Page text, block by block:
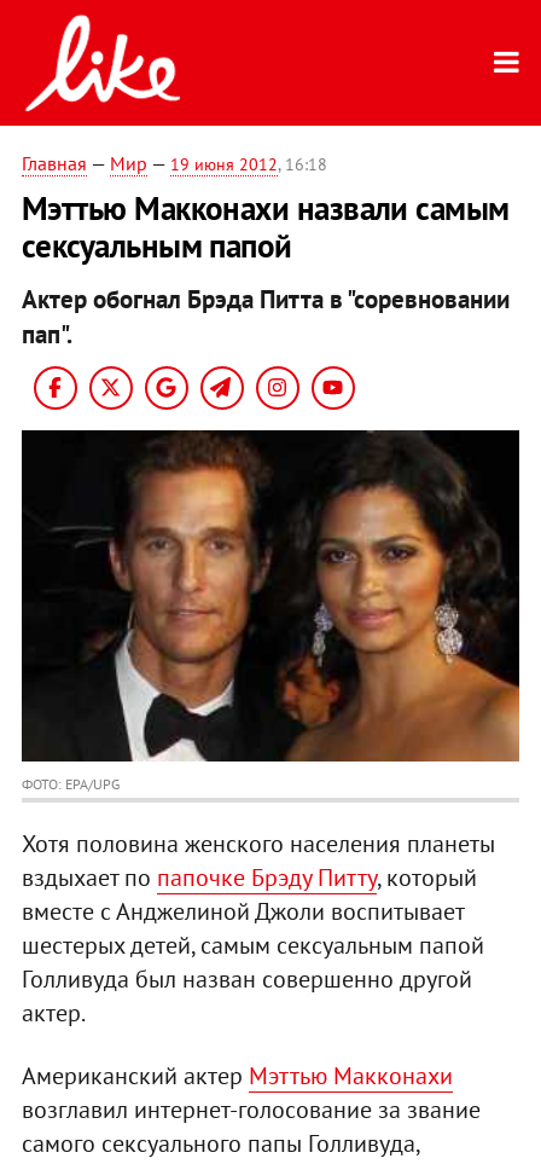
Главная — Мир — 19 июня 2012, 16:18
Мэттью Макконахи назвали самым
сексуальным папой
Актер обогнал Брэда Питта в "соревновании
пап".
ФОТО: EPA/UPG
Хотя половина женского населения планеты
вздыхает по папочке Брэду Питту, который
вместе с Анджелиной Джоли воспитывает
шестерых детей, самым сексуальным папой
Голливуда был назван совершенно другой
актер.
Американский актер Мэттью Макконахи
возглавил интернет-голосование за звание
самого сексуального папы Голливуда,